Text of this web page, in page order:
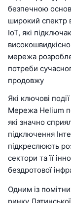
безпечною
широкий спектр
IoT, які
мережа
потреби
продовжу
Які ключові
Мережа Helium
які значно
підключення
підкреслюють
сектори та її
бездротової
Одним із